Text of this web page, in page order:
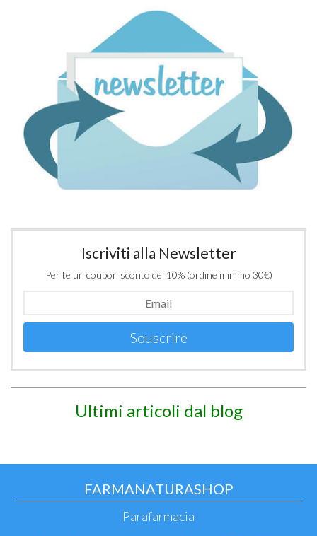
Iscriviti alla Newsletter
Per te un coupon sconto del 10% (ordine minimo 30€)
Souscrire
Ultimi articoli dal blog
FARMANATURASHOP
Parafarmacia